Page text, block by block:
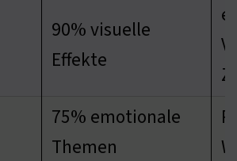
90% visuelle
Effekte
75% emotionale
Themen